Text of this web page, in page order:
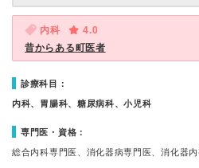
内科
4.0
昔からある町医者
診療科目：
内科、胃腸科、糖尿病科、小児科
専門医・資格：
総合内科専門医、消化器病専門医、消化器